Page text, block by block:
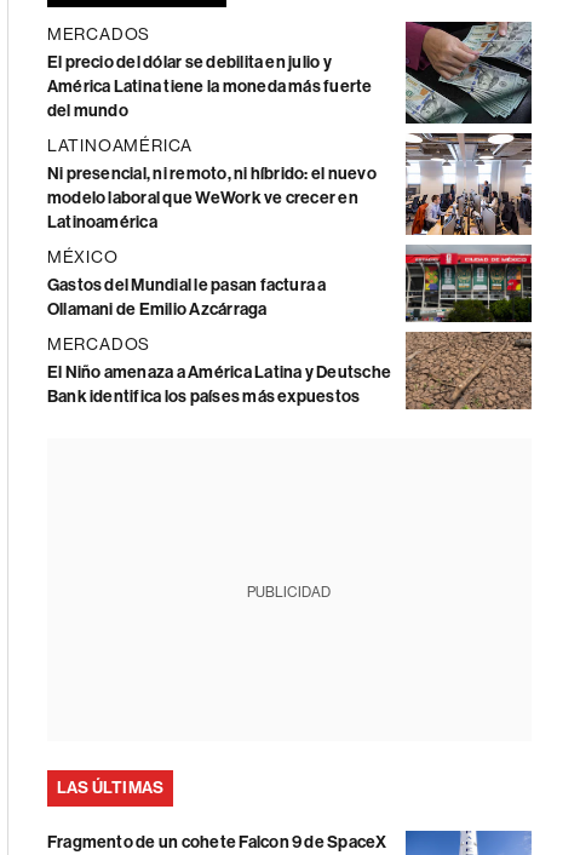
MERCADOS
El precio del dólar se debilita en julio y
América Latina tiene la moneda más fuerte
del mundo
LATINOAMÉRICA
Ni presencial, ni remoto, ni híbrido: el nuevo
modelo laboral que WeWork ve crecer en
Latinoamérica
MÉXICO
Gastos del Mundial le pasan factura a
Ollamani de Emilio Azcárraga
MERCADOS
El Niño amenaza a América Latina y Deutsche
Bank identifica los países más expuestos
PUBLICIDAD
LAS ÚLTIMAS
Fragmento de un cohete Falcon 9 de SpaceX